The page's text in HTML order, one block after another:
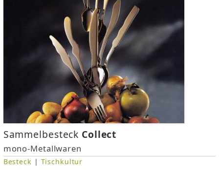
Sammelbesteck Collect
mono-Metallwaren
Besteck | Tischkultur